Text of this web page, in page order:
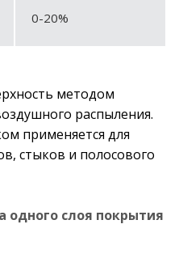
0-20%
методом
распыления.
применяется для
стыков и полосового
слоя покрытия